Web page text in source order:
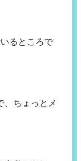
るところで
、ちょっとメ